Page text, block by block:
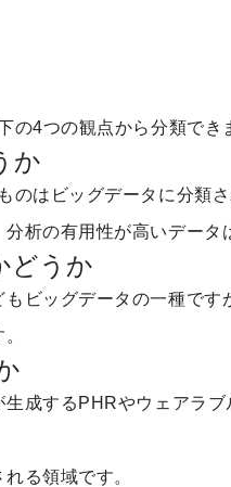
の4つの観点から分類でき
か
のはビッグデータに分類さ
析の有用性が高いデータ
どうか
ビッグデータの一種で
成するPHRやウェアラ
る領域です。